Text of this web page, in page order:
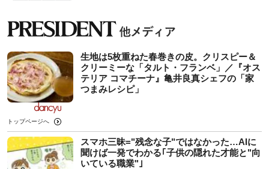
生地は5枚重ねた春巻きの皮。クリスピー＆
クリーミーな「タルト・フランベ」／『オス
テリア コマチーナ』亀井良真シェフの「家
つまみレシピ」
トップページへ
スマホ三昧="残念な子"ではなかった…AIに
聞けば一発でわかる｢子供の隠れた才能と"向
いている職業"｣